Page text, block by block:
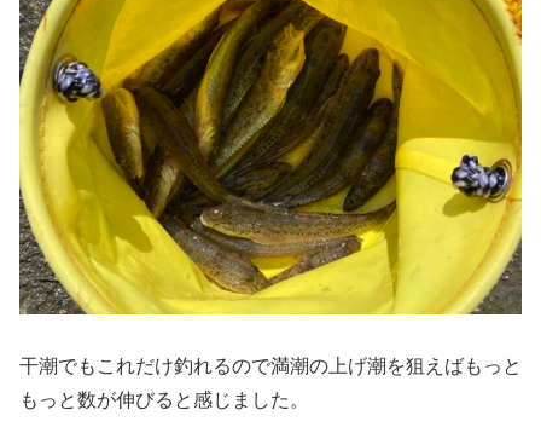
干潮でもこれだけ釣れるので満潮の上げ潮を狙えばもっと
もっと数が伸びると感じました。